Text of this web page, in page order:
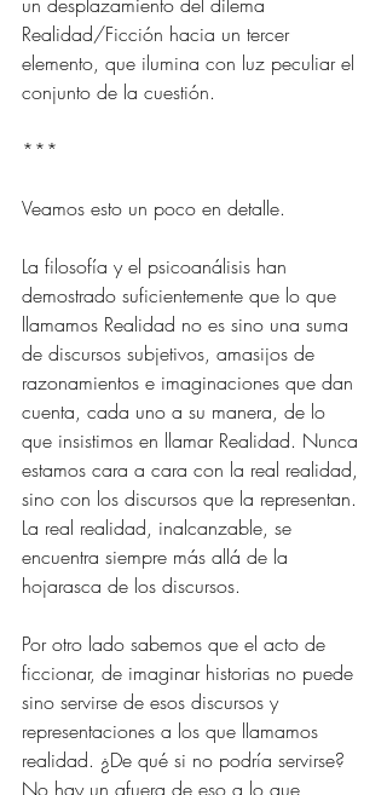
Realidad/Ficción hacia un tercer
elemento, que ilumina con luz peculiar el
conjunto de la cuestión.
***
Veamos esto un poco en detalle.
La filosofía y el psicoanálisis han
demostrado suficientemente que lo que
llamamos Realidad no es sino una suma
de discursos subjetivos, amasijos de
razonamientos e imaginaciones que dan
cuenta, cada uno a su manera, de lo
que insistimos en llamar Realidad. Nunca
estamos cara a cara con la real realidad,
sino con los discursos que la representan.
La real realidad, inalcanzable, se
encuentra siempre más allá de la
hojarasca de los discursos.
Por otro lado sabemos que el acto de
ficcionar, de imaginar historias no puede
sino servirse de esos discursos y
representaciones a los que llamamos
realidad. ¿De qué si no podría servirse?
No hay un afuera de eso a lo que